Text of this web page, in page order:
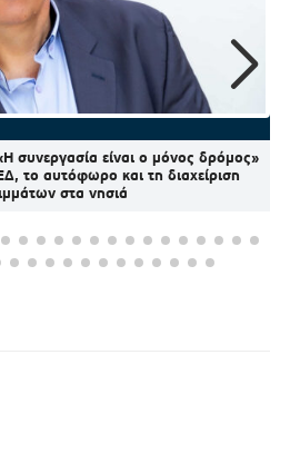
συνεργασία είναι ο μόνος δρόμος»
το αυτόφωρο και τη διαχείριση
στα νησιά